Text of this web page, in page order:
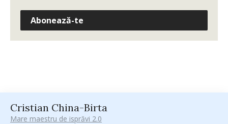
Abonează-te
Cristian China-Birta
Mare maestru de isprăvi 2.0